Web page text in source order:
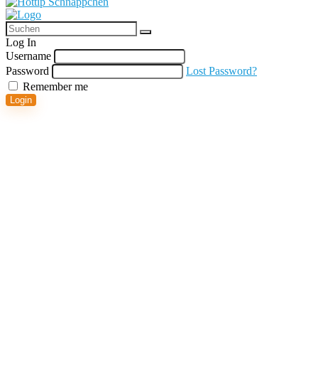
Log In
Username
Password
Lost Password?
Remember me
Login